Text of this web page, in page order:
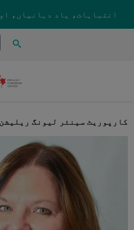
انتباہات، یاد دہانیاں،
کارپوریٹ سینئر لیونگ